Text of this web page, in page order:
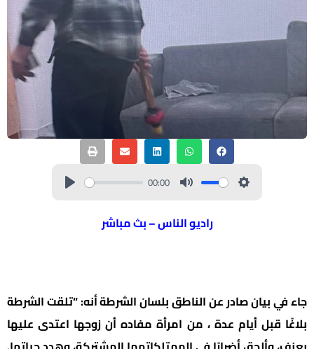
00:00
راديو الناس – بث مباشر
جاء في بيان صادر عن الناطق بلسان الشرطة أنه: “تلقت الشرطة
بلاغًا قبل أيام عدة ، من امرأة مفاده أن زوجها اعتدى عليها